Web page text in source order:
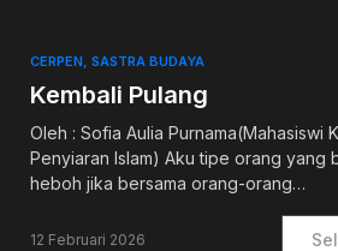
CERPEN SASTRA BUDAYA
Kembali Pulang
Oleh : Sofia Aulia Purnama(Mahasiswi
Penyiaran Islam) Aku tipe orang yang
heboh jika bersama orang-orang…
12 Februari 2026